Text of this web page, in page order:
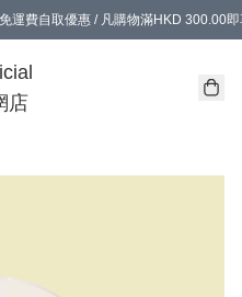
運費自取優惠 / 凡購物滿HKD 300.00
店